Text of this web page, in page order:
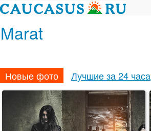
Marat
Новые фото Лучшие за 24 часа